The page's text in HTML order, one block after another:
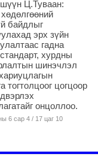
Ц.Туваан:
байдлыг
эрх зүйн
гадна
хурдны
шинэчлэл
тогтолцоог цогцоор
онцоллоо.
6 сар 4 / 17 цаг 10